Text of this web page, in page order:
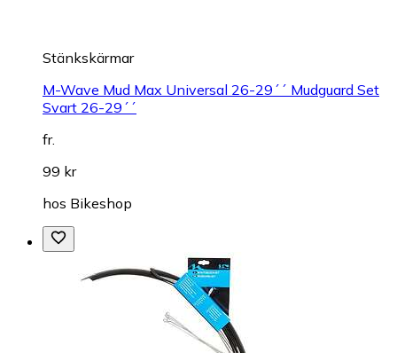
Stänkskärmar
M-Wave Mud Max Universal 26-29´´ Mudguard Set
Svart 26-29´´
fr.
99 kr
hos Bikeshop